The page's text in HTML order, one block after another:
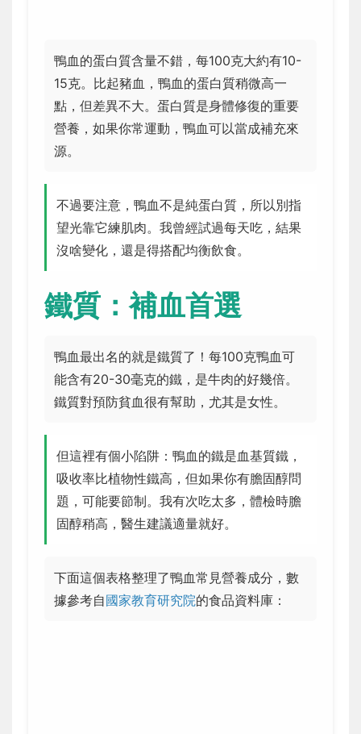
鴨血的蛋白質含量不錯，每100克大約有10-
15克。比起豬血，鴨血的蛋白質稍微高一
點，但差異不大。蛋白質是身體修復的重要
營養，如果你常運動，鴨血可以當成補充來
源。
不過要注意，鴨血不是純蛋白質，所以別指
望光靠它練肌肉。我曾經試過每天吃，結果
沒啥變化，還是得搭配均衡飲食。
鐵質：補血首選
鴨血最出名的就是鐵質了！每100克鴨血可
能含有20-30毫克的鐵，是牛肉的好幾倍。
鐵質對預防貧血很有幫助，尤其是女性。
但這裡有個小陷阱：鴨血的鐵是血基質鐵，
吸收率比植物性鐵高，但如果你有膽固醇問
題，可能要節制。我有次吃太多，體檢時膽
固醇稍高，醫生建議適量就好。
下面這個表格整理了鴨血常見營養成分，數
據參考自國家教育研究院的食品資料庫：